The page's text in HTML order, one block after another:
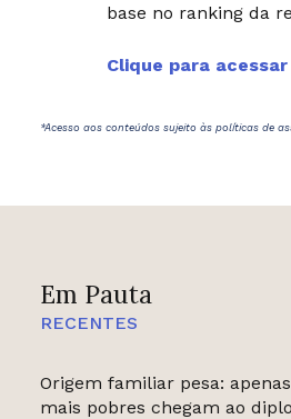
Em Pauta
RECENTES
Origem familiar pesa:
mais pobres chegam ao
base no ranking da
Clique para
*Acesso aos conteúdos sujeito às políticas de